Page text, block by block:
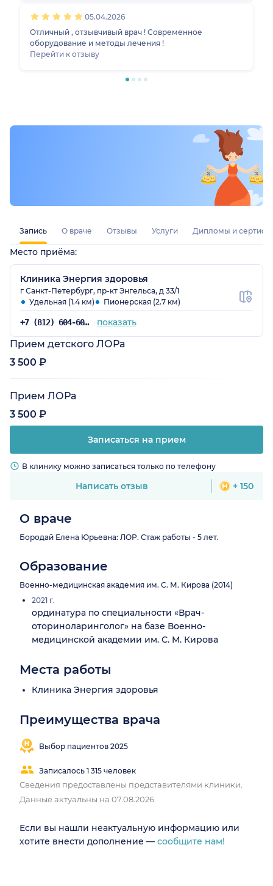
Запись О враче Отзывы Услуги Дипломы и
Место приёма:
Клиника Энергия здоровья
г Санкт-Петербург, пр-кт Энгельса, д 33/1
Удельная (1.4 км)
Пионерская (2.7 км)
+7 (812) 604-60-52 показать
Прием детского ЛОРа
3 500 ₽
Прием ЛОРа
3 500 ₽
Записаться на прием
В клинику можно записаться только по телефону
Написать отзыв + 150
05.04.2026
Отличный , отзывчивый врач ! Современное
оборудование и методы лечения !
Перейти к отзыву
О враче
Бородай Елена Юрьевна: ЛОР. Стаж работы - 5 лет.
Образование
Военно-медицинская академия им. С. М. Кирова (2014)
2021 г.
ординатура по специальности «Врач-
оториноларинголог» на базе Военно-
медицинской академии им. С. М. Кирова
Места работы
Клиника Энергия здоровья
Преимущества врача
Выбор пациентов 2025
Записалось 1 315 человек
Сведения предоставлены представителями клиники.
Данные актуальны на 07.08.2026
Если вы нашли неактуальную информацию или
хотите внести дополнение — сообщите нам!